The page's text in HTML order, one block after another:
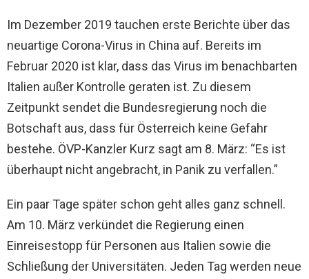
Im Dezember 2019 tauchen erste Berichte über das
neuartige Corona-Virus in China auf. Bereits im
Februar 2020 ist klar, dass das Virus im benachbarten
Italien außer Kontrolle geraten ist. Zu diesem
Zeitpunkt sendet die Bundesregierung noch die
Botschaft aus, dass für Österreich keine Gefahr
bestehe. ÖVP-Kanzler Kurz sagt am 8. März: “Es ist
überhaupt nicht angebracht, in Panik zu verfallen.”
Ein paar Tage später schon geht alles ganz schnell.
Am 10. März verkündet die Regierung einen
Einreisestopp für Personen aus Italien sowie die
Schließung der Universitäten. Jeden Tag werden neue